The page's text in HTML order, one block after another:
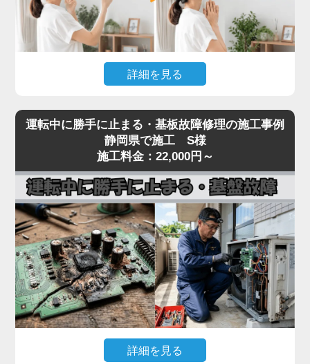
修理が不可欠です。
「家電の達人」では、ガス漏れ点検（窒素加圧テス
ト）・漏れ箇所の修理・冷媒ガスの補充まで一貫対
応。R32・R410Aどちらの冷媒にも対応しておりま
き付き、本体交換が必要な高額修理に発展します。
冷房・暖房の効きが急に悪くなったと感じたら、お
早めにご相談ください。
詳細を見る
応がないといった症状は、リモコン受光基板の故
障、本体の電源基板の故障、内部ヒューズの切断ま
で、原因が幅広いトラブルです。
見た目では原因の切り分けが困難で、無理に何度も
電源を入れ直すと、生きていた他の基板まで巻き込
んで故障が拡大するリスクがあります。
「家電の達人」では、テスターで本体への入力電
圧、電源基板の出力電圧、受光基板の出力信号を順
番に切り分けて点検。リモコン故障なら互換リモコ
ンの取り寄せ、本体側なら電源基板・受光基板の交
換に対応します。
突然停止して動かない症状は基板系トラブルが大半
なので、まずはお早めに点検をご依頼ください。夏
運転中に勝手に止まる・基板故障修理の施工事例
静岡県で施工 S様
施工料金：22,000円～
詳細を見る